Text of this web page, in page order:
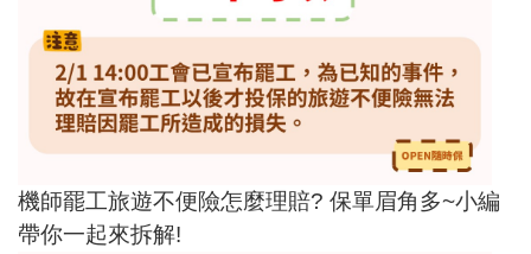
機師罷工旅遊不便險怎麼理賠? 保單眉角多~小編
帶你一起來拆解!